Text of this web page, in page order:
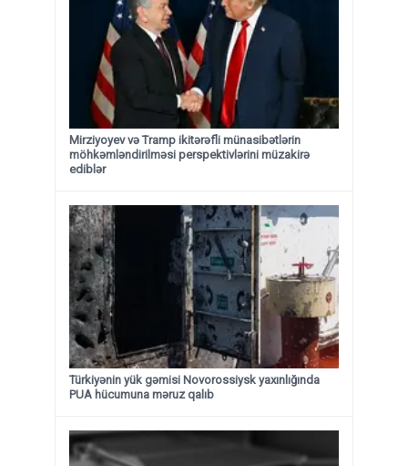
Mirziyoyev və Tramp ikitərəfli münasibətlərin
möhkəmləndirilməsi perspektivlərini müzakirə
ediblər
Türkiyənin yük gəmisi Novorossiysk yaxınlığında
PUA hücumuna məruz qalıb